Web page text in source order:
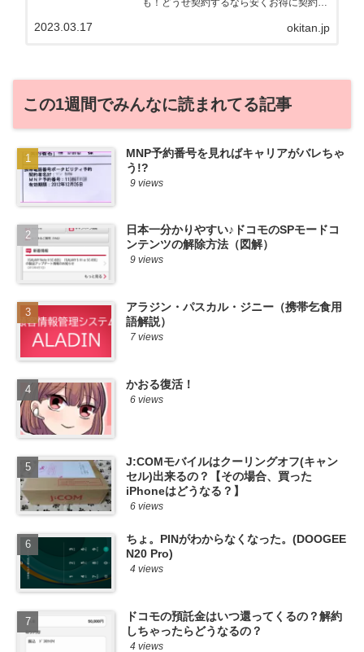
る自身も、そういう案件を常に狙ってます
okitan.jp
2023.03.17
この1週間でみんなに読まれてる記事
MNP予約番号を見ればキャリアがバレちゃ
う!?
9 views
日本一分かりやすい♪ドコモのSPモードコ
ンテンツの解除方法（図解）
9 views
アラジン・パスカル・ジニー（携帯乞食用
語解説）
7 views
かおる復活！
6 views
J:COMモバイルはクーリングオフ(キャン
セル)出来るの？【その場合、買った
iPhoneはどうなる？】
6 views
ちょ。PINがわからなくなった。(DOOGEE
N20 Pro)
4 views
ドコモの預託金はいつ還ってくるの？解約
しちゃったらどうなるの？
4 views